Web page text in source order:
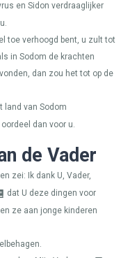
en Sidon verdraaglijker
toe verhoogd bent, u zult tot
in Sodom de krachten
dan zou het tot op de
land van Sodom
dan voor u.
de Vader
zei: Ik dank U, Vader,
dat U deze dingen voor
ze aan jonge kinderen